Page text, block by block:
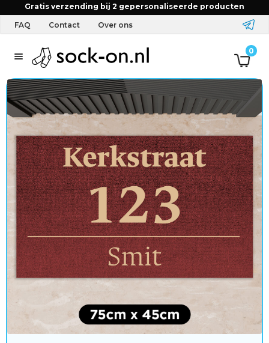
Gratis verzending bij 2 gepersonaliseerde producten
FAQ Contact Over ons
0
T
e
x
t
i
e
l
&
A
c
c